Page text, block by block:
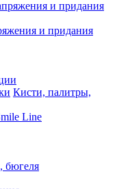
и придания
Кисти, палитры,
Line
бюгеля